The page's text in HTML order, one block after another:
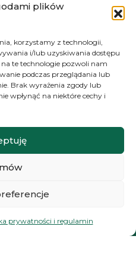
plików
korzystamy z technologii,
i/lub uzyskiwania dostępu
te technologie pozwoli nam
podczas przeglądania lub
Brak wyrażenia zgody lub
wpłynąć na niektóre cechy i
prywatności i regulamin
i regulamin
konto